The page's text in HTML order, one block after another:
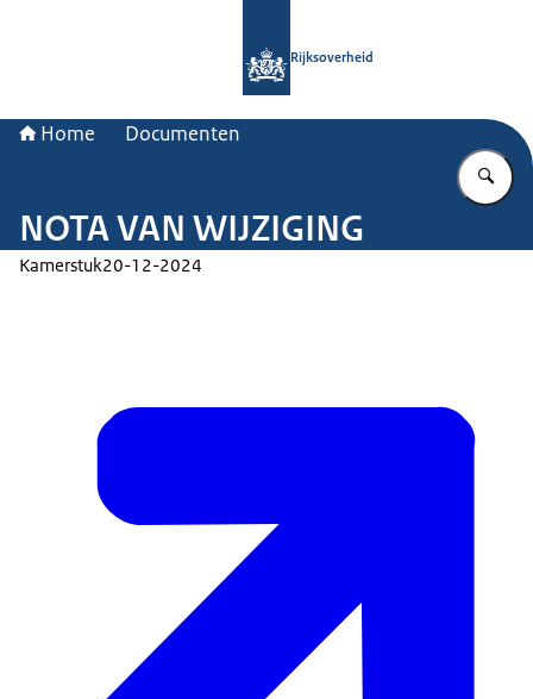
Rijksoverheid
Home Documenten
NOTA VAN WIJZIGING
Kamerstuk20-12-2024